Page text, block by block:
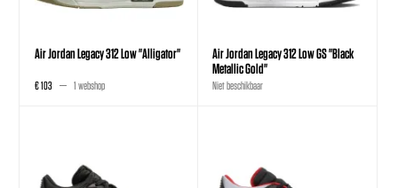
Air Jordan Legacy 312 Low "Alligator"
€ 103 1 webshop
Air Jordan Legacy 312 Low GS "Black
Metallic Gold"
Niet beschikbaar